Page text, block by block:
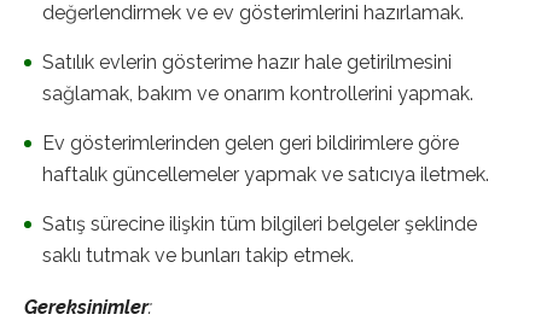
değerlendirmek ve ev gösterimlerini hazırlamak.
Satılık evlerin gösterime hazır hale getirilmesini
sağlamak, bakım ve onarım kontrollerini yapmak.
Ev gösterimlerinden gelen geri bildirimlere göre
haftalık güncellemeler yapmak ve satıcıya iletmek.
Satış sürecine ilişkin tüm bilgileri belgeler şeklinde
saklı tutmak ve bunları takip etmek.
Gereksinimler: